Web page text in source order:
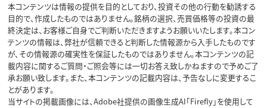
本コンテンツは情報の提供を目的としており、投資その他の行動を勧誘する
目的で、作成したものではありません。銘柄の選択、売買価格等の投資の最
終決定は、お客様ご自身でご判断いただきますようお願いいたします。本コン
テンツの情報は、弊社が信頼できると判断した情報源から入手したものです
が、その情報源の確実性を保証したものではありません。本コンテンツの記
載内容に関するご質問・ご照会等には一切お答え致しかねますので予めご了
承お願い致します。また、本コンテンツの記載内容は、予告なしに変更するこ
とがあります。
当サイトの掲載画像には、Adobe社提供の画像生成AI「Firefly」を使用して